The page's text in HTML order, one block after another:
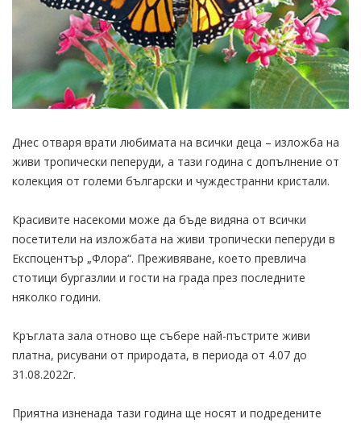
Днес отваря врати любимата на всички деца – изложба на
живи тропически пеперуди, а тази година с допълнение от
колекция от големи български и чуждестранни кристали.
Красивите насекоми може да бъде видяна от всички
посетители на изложбата на живи тропически пеперуди в
Експоцентър „Флора“. Преживяване, което превлича
стотици бургазлии и гости на града през последните
няколко години.
Кръглата зала отново ще събере най-пъстрите живи
платна, рисувани от природата, в периода от 4.07 до
31.08.2022г.
Приятна изненада тази година ще носят и подредените